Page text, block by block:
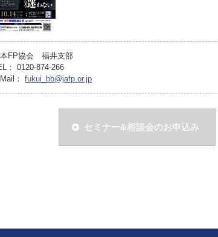
本FP協会 福井支部
： 0120-874-266
： fukui_bb@jafp.or.jp
セミナー&相談会のお申込み